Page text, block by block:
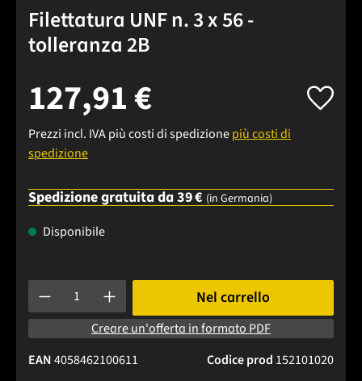
Filettatura UNF n. 3 x 56 -
tolleranza 2B
127,91 €
Prezzi incl. IVA più costi di spedizionepiù costi di
spedizione
Spedizione gratuita da 39 € (in Germania)
Disponibile
Quantità del prodotto: inserisci la quantità desiderata o
Nel carrello
Creare un'offerta in formato PDF
Codice prod 152101020
EAN4058462100611